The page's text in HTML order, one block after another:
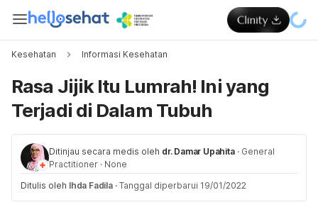
Kesehatan Informasi Kesehatan
Rasa Jijik Itu Lumrah! Ini yang
Terjadi di Dalam Tubuh
Ditinjau secara medis oleh dr. Damar Upahita · General
Practitioner · None
Ditulis oleh Ihda Fadila · Tanggal diperbarui 19/01/2022